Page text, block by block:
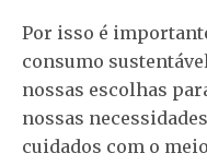
Por isso é
consumo
nossas escolhas
nossas
cuidados com o